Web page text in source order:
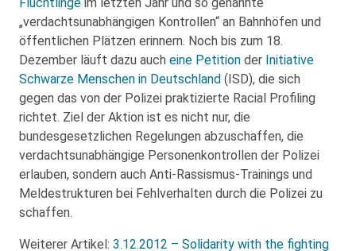
„verdachtsunabhängigen Kontrollen“ an Bahnhöfen und
öffentlichen Plätzen erinnern. Noch bis zum 18.
Dezember läuft dazu auch eine Petition der Initiative
Schwarze Menschen in Deutschland (ISD), die sich
gegen das von der Polizei praktizierte Racial Profiling
richtet. Ziel der Aktion ist es nicht nur, die
bundesgesetzlichen Regelungen abzuschaffen, die
verdachtsunabhängige Personenkontrollen der Polizei
erlauben, sondern auch Anti-Rassismus-Trainings und
Meldestrukturen bei Fehlverhalten durch die Polizei zu
schaffen.
Weiterer Artikel: 3.12.2012 – Solidarity with the fighting